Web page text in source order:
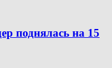
поднялась на 15